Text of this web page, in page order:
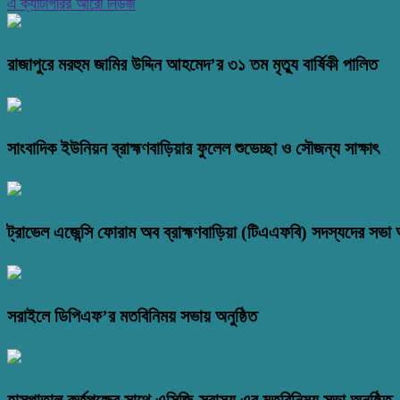
এ ক্যাটাগরির আরো নিউজ
রাজাপুরে মরহুম জামির উদ্দিন আহমেদ’র ৩১ তম মৃত্যু বার্ষিকী পালিত
সাংবাদিক ইউনিয়ন ব্রাহ্মণবাড়িয়ার ফুলেল শুভেচ্ছা ও সৌজন্য সাক্ষাৎ
ট্রাভেল এজেন্সি ফোরাম অব ব্রাহ্মণবাড়িয়া (টিএএফবি) সদস্যদের সভা
সরাইলে ডিপিএফ’র মতবিনিময় সভায় অনুষ্ঠিত